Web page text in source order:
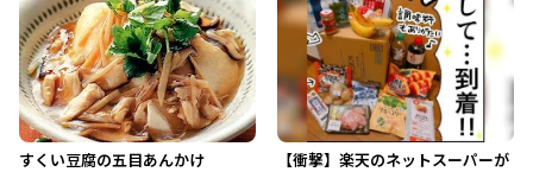
すくい豆腐の五目あんかけ
【衝撃】楽天のネットスーパーが